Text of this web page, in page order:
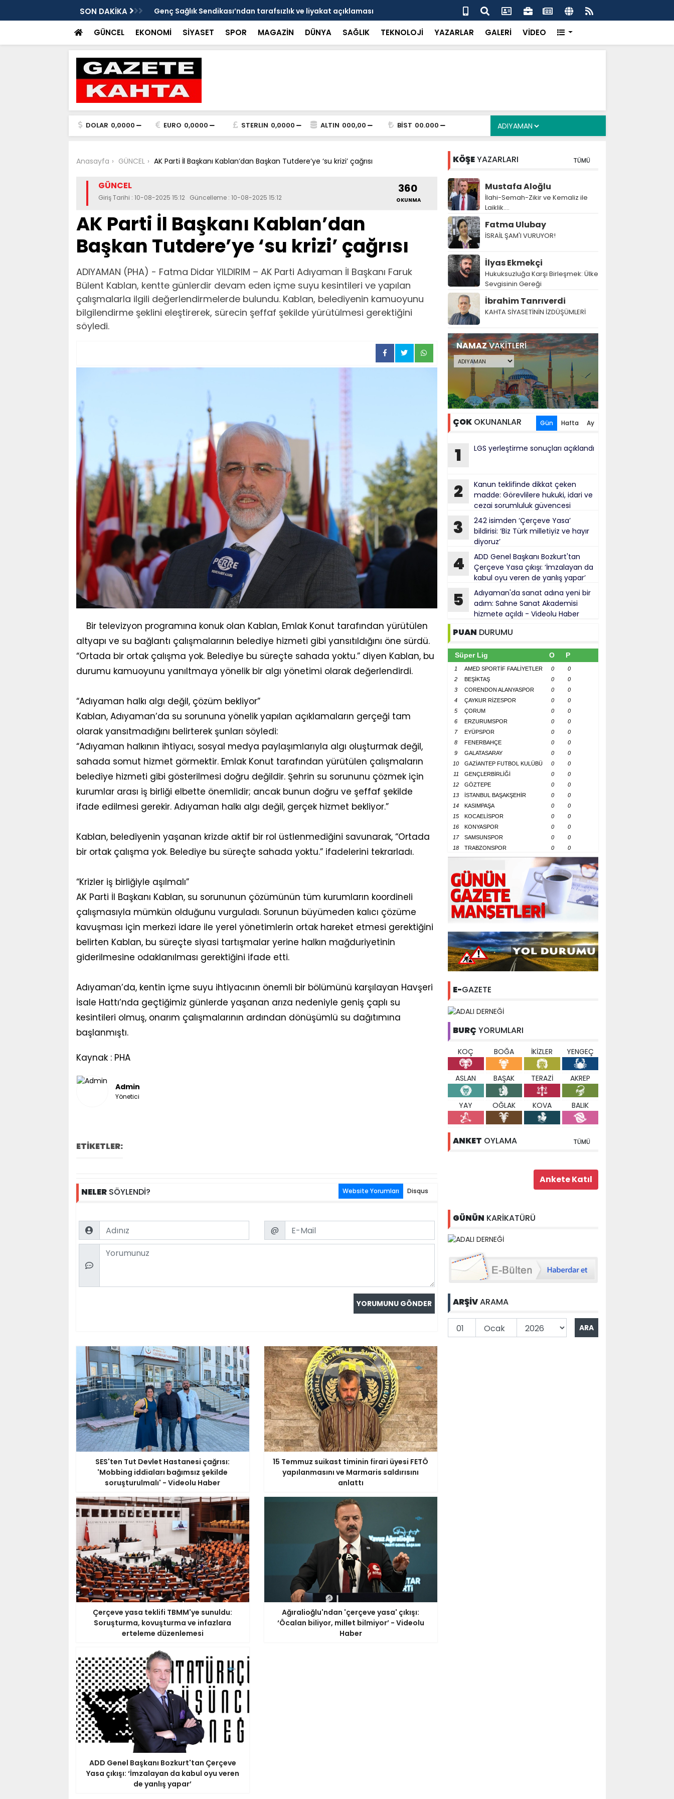
SON DAKİKA
tarafsızlık ve liyakat açıklaması
SES'ten Tut Devlet Hastanesi çağrısı: 'Mobbing iddiaları bağımsız
şekilde soruşturulmalı' - Videolu Haber
15 Temmuz suikast timinin firari üyesi FETÖ yapılanmasını ve
Marmaris saldırısını anlattı
GÜNCEL EKONOMİ SİYASET SPOR MAGAZİN DÜNYA SAĞLIK TEKNOLOJİ YAZARLAR GALERİ VİDEO
DOLAR 0,0000 EURO 0,0000 STERLIN 0,0000 ALTIN 000,00 BİST 00.000
Anasayfa GÜNCEL AK Parti İl Başkanı Kablan’dan Başkan Tutdere’ye ‘su krizi’ çağrısı
GÜNCEL
Giriş Tarihi : 10-08-2025 15:12 Güncelleme : 10-08-2025 15:12
360
OKUNMA
AK Parti İl Başkanı Kablan’dan
Başkan Tutdere’ye ‘su krizi’ çağrısı
ADIYAMAN (PHA) - Fatma Didar YILDIRIM – AK Parti Adıyaman İl Başkanı Faruk
Bülent Kablan, kentte günlerdir devam eden içme suyu kesintileri ve yapılan
çalışmalarla ilgili değerlendirmelerde bulundu. Kablan, belediyenin kamuoyunu
bilgilendirme şeklini eleştirerek, sürecin şeffaf şekilde yürütülmesi gerektiğini
söyledi.
Bir televizyon programına konuk olan Kablan, Emlak Konut tarafından yürütülen
altyapı ve su bağlantı çalışmalarının belediye hizmeti gibi yansıtıldığını öne sürdü.
“Ortada bir ortak çalışma yok. Belediye bu süreçte sahada yoktu.” diyen Kablan, bu
durumu kamuoyunu yanıltmaya yönelik bir algı yönetimi olarak değerlendirdi.
“Adıyaman halkı algı değil, çözüm bekliyor”
Kablan, Adıyaman’da su sorununa yönelik yapılan açıklamaların gerçeği tam
olarak yansıtmadığını belirterek şunları söyledi:
“Adıyaman halkının ihtiyacı, sosyal medya paylaşımlarıyla algı oluşturmak değil,
sahada somut hizmet görmektir. Emlak Konut tarafından yürütülen çalışmaların
belediye hizmeti gibi gösterilmesi doğru değildir. Şehrin su sorununu çözmek için
kurumlar arası iş birliği elbette önemlidir; ancak bunun doğru ve şeffaf şekilde
ifade edilmesi gerekir. Adıyaman halkı algı değil, gerçek hizmet bekliyor.”
Kablan, belediyenin yaşanan krizde aktif bir rol üstlenmediğini savunarak, “Ortada
bir ortak çalışma yok. Belediye bu süreçte sahada yoktu.” ifadelerini tekrarladı.
“Krizler iş birliğiyle aşılmalı”
AK Parti İl Başkanı Kablan, su sorununun çözümünün tüm kurumların koordineli
çalışmasıyla mümkün olduğunu vurguladı. Sorunun büyümeden kalıcı çözüme
kavuşması için merkezi idare ile yerel yönetimlerin ortak hareket etmesi gerektiğini
belirten Kablan, bu süreçte siyasi tartışmalar yerine halkın mağduriyetinin
giderilmesine odaklanılması gerektiğini ifade etti.
Adıyaman’da, kentin içme suyu ihtiyacının önemli bir bölümünü karşılayan Havşeri
İsale Hattı’nda geçtiğimiz günlerde yaşanan arıza nedeniyle geniş çaplı su
kesintileri olmuş, onarım çalışmalarının ardından dönüşümlü su dağıtımına
başlanmıştı.
Kaynak : PHA
Admin
Yönetici
ETİKETLER:
NELERSÖYLENDİ? Website Yorumları Disqus
Name Email
@
Comment
SES'ten Tut Devlet Hastanesi çağrısı:
'Mobbing iddiaları bağımsız şekilde
soruşturulmalı' - Videolu Haber
15 Temmuz suikast timinin firari üyesi FETÖ
yapılanmasını ve Marmaris saldırısını
anlattı
Çerçeve yasa teklifi TBMM'ye sunuldu:
Soruşturma, kovuşturma ve infazlara
erteleme düzenlemesi
Ağıralioğlu'ndan 'çerçeve yasa' çıkışı:
‘Öcalan biliyor, millet bilmiyor’ - Videolu
Haber
ADD Genel Başkanı Bozkurt'tan Çerçeve
Yasa çıkışı: ‘İmzalayan da kabul oyu veren
de yanlış yapar’
KÖŞEYAZARLARI TÜMÜ
Mustafa Aloğlu
İlahi-Semah-Zikir ve Kemaliz ile
Laiklik….
Fatma Ulubay
İSRAİL ŞAM'I VURUYOR!
İlyas Ekmekçi
Hukuksuzluğa Karşı Birleşmek: Ülke
Sevgisinin Gereği
İbrahim Tanrıverdi
KAHTA SİYASETİNİN İZDÜŞÜMLERİ
NAMAZVAKİTLERİ
ÇOKOKUNANLAR Gün Hafta Ay
1 LGS yerleştirme sonuçları açıklandı
2
Kanun teklifinde dikkat çeken
madde: Görevlilere hukuki, idari ve
cezai sorumluluk güvencesi
3
242 isimden ‘Çerçeve Yasa’
bildirisi: ‘Biz Türk milletiyiz ve hayır
diyoruz’
4
ADD Genel Başkanı Bozkurt'tan
Çerçeve Yasa çıkışı: ‘İmzalayan da
kabul oyu veren de yanlış yapar’
5
Adıyaman'da sanat adına yeni bir
adım: Sahne Sanat Akademisi
hizmete açıldı - Videolu Haber
PUAN DURUMU
Süper Lig O P
1 AMED SPORTİF FAALİYETLER 0
0
2
BEŞİKTAŞ 0
0
3
CORENDON ALANYASPOR 0
0
4
ÇAYKUR RİZESPOR 0
0
5
ÇORUM 0
0
6
ERZURUMSPOR 0
0
7
EYÜPSPOR 0
0
8
FENERBAHÇE 0
0
9
GALATASARAY 0
0
10
GAZİANTEP FUTBOL KULÜBÜ 0
0
11
GENÇLERBİRLİĞİ 0
0
12
GÖZTEPE 0
0
13
İSTANBUL BAŞAKŞEHİR 0
0
14
KASIMPAŞA 0
0
15
KOCAELİSPOR 0
0
16
KONYASPOR 0
0
17
SAMSUNSPOR 0
0
18
TRABZONSPOR 0 0
E-GAZETE
BURÇ YORUMLARI
KOÇ BOĞA İKİZLER YENGEÇ
ASLAN BAŞAK TERAZİ AKREP
YAY OĞLAK KOVA BALIK
ANKET OYLAMA TÜMÜ
GÜNÜN KARİKATÜRÜ
ARŞİVARAMA